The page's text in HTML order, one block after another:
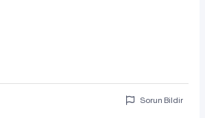
Sorun Bildir